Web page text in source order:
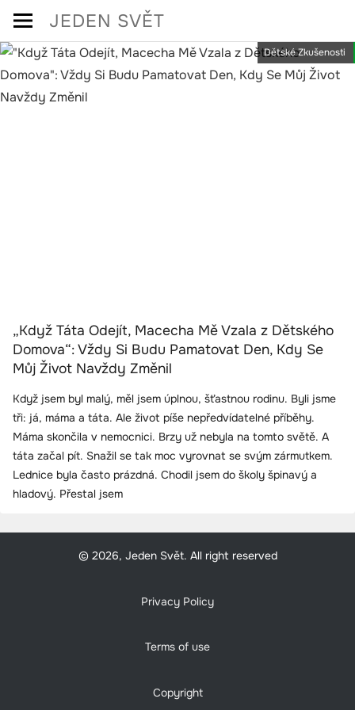
Skip
content
JEDEN SVĚT
Dětské Zkušenosti
„Když Táta Odejít, Macecha Mě Vzala z Dětského
Domova“: Vždy Si Budu Pamatovat Den, Kdy Se
Můj Život Navždy Změnil
Když jsem byl malý, měl jsem úplnou, šťastnou rodinu. Byli jsme
tři: já, máma a táta. Ale život píše nepředvídatelné příběhy.
Máma skončila v nemocnici. Brzy už nebyla na tomto světě. A
táta začal pít. Snažil se tak moc vyrovnat se svým zármutkem.
Lednice byla často prázdná. Chodil jsem do školy špinavý a
hladový. Přestal jsem
© 2026, Jeden Svět. All right reserved
Privacy Policy
Terms of use
Copyright